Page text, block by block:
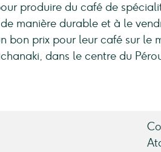
produire du café de
manière durable et à le
bon prix pour leur café sur le
dans le centre du